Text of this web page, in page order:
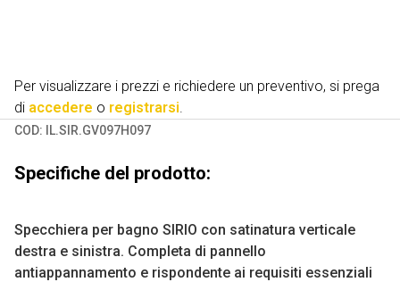
Per visualizzare i prezzi e richiedere un preventivo, si prega
di accedere o registrarsi
COD: IL.SIR.GV097H097
Specifiche del prodotto:
Specchiera per bagno SIRIO con satinatura verticale
destra e sinistra. Completa di pannello
antiappannamento e rispondente ai requisiti essenziali